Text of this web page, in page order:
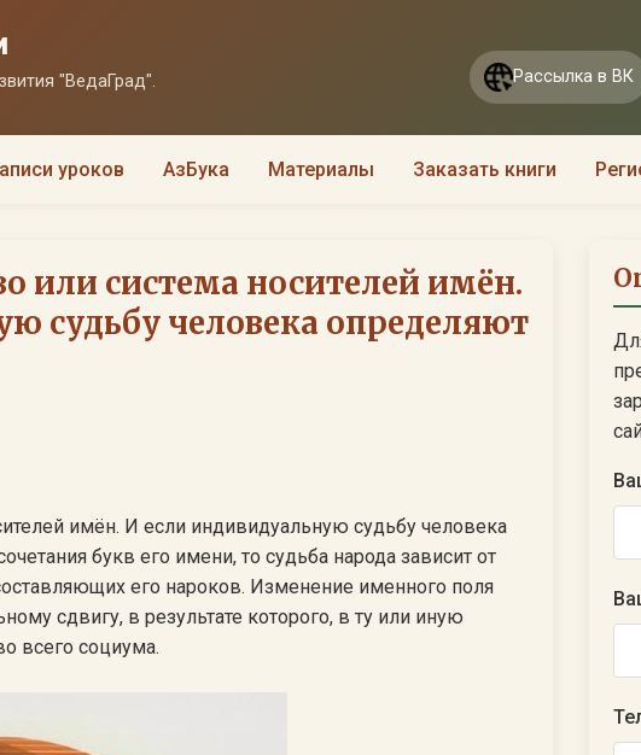
"ВедаГрад". Рассылка в ВК
уроков АзБука Материалы Заказать книги
или система носителей имён.
судьбу человека определяют
имён. И если индивидуальную судьбу человека
букв его имени, то судьба народа зависит от
его нароков. Изменение именного поля
сдвигу, в результате которого, в ту или иную
всего социума.